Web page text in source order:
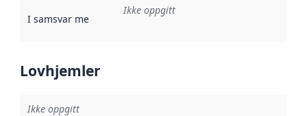
I samsvar med Referanse til en implementasjonsregel
Ikke oppgitt
Lovhjemler
Ikke oppgitt